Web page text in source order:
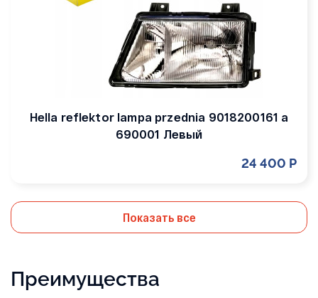
Hella reflektor lampa przednia 9018200161 a
690001 Левый
24 400 Р
Показать все
Преимущества